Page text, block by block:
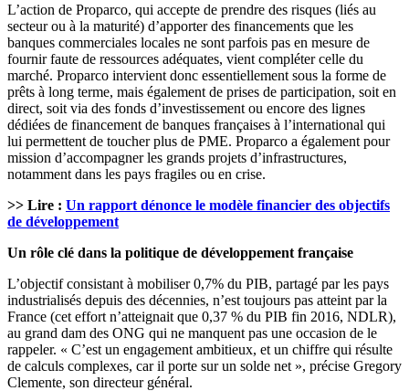
L’action de Proparco, qui accepte de prendre des risques (liés au
secteur ou à la maturité) d’apporter des financements que les
banques commerciales locales ne sont parfois pas en mesure de
fournir faute de ressources adéquates, vient compléter celle du
marché. Proparco intervient donc essentiellement sous la forme de
prêts à long terme, mais également de prises de participation, soit en
direct, soit via des fonds d’investissement ou encore des lignes
dédiées de financement de banques françaises à l’international qui
lui permettent de toucher plus de PME. Proparco a également pour
mission d’accompagner les grands projets d’infrastructures,
notamment dans les pays fragiles ou en crise.
>> Lire : Un rapport dénonce le modèle financier des objectifs
de développement
Un rôle clé dans la politique de développement française
L’objectif consistant à mobiliser 0,7% du PIB, partagé par les pays
industrialisés depuis des décennies, n’est toujours pas atteint par la
France (cet effort n’atteignait que 0,37 % du PIB fin 2016, NDLR),
au grand dam des ONG qui ne manquent pas une occasion de le
rappeler. « C’est un engagement ambitieux, et un chiffre qui résulte
de calculs complexes, car il porte sur un solde net », précise Gregory
Clemente, son directeur général.